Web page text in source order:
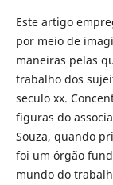
Este artigo
por meio de
maneiras pelas
trabalho dos
seculo xx.
figuras do
Souza, quando
foi um órgão
mundo do